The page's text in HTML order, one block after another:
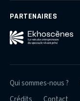
PARTENAIRES
Qui sommes-nous ?